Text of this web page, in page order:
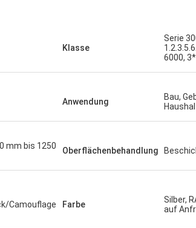
Klasse
Serie
6000,
Anwendung
Bau,
mm bis 1250
Oberflächenbehandlung
Camouflage
Farbe
Silber,
auf